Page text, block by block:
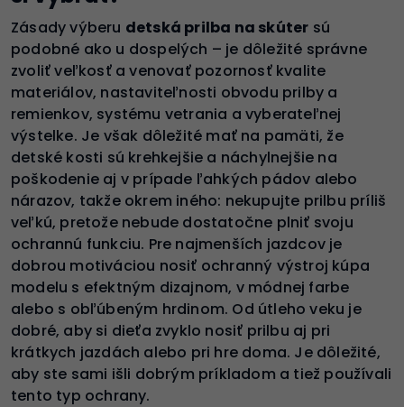
Zásady výberu detská prilba na skúter sú
podobné ako u dospelých – je dôležité správne
zvoliť veľkosť a venovať pozornosť kvalite
materiálov, nastaviteľnosti obvodu prilby a
remienkov, systému vetrania a vyberateľnej
výstelke. Je však dôležité mať na pamäti, že
detské kosti sú krehkejšie a náchylnejšie na
poškodenie aj v prípade ľahkých pádov alebo
nárazov, takže okrem iného: nekupujte prilbu príliš
veľkú, pretože nebude dostatočne plniť svoju
ochrannú funkciu. Pre najmenších jazdcov je
dobrou motiváciou nosiť ochranný výstroj kúpa
modelu s efektným dizajnom, v módnej farbe
alebo s obľúbeným hrdinom. Od útleho veku je
dobré, aby si dieťa zvyklo nosiť prilbu aj pri
krátkych jazdách alebo pri hre doma. Je dôležité,
aby ste sami išli dobrým príkladom a tiež používali
tento typ ochrany.